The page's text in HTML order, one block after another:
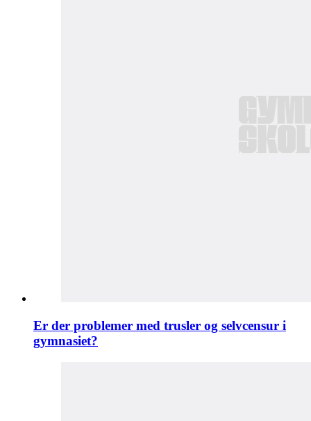
Er der problemer med trusler og selvcensur i
gymnasiet?